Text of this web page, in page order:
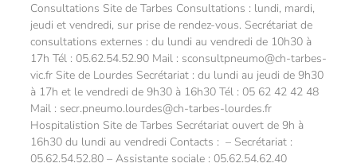
Consultations Site de Tarbes Consultations : lundi, mardi,
jeudi et vendredi, sur prise de rendez-vous. Secrétariat de
consultations externes : du lundi au vendredi de 10h30 à
17h Tél : 05.62.54.52.90 Mail : sconsultpneumo@ch-tarbes-
vic.fr Site de Lourdes Secrétariat : du lundi au jeudi de 9h30
à 17h et le vendredi de 9h30 à 16h30 Tél : 05 62 42 42 48
Mail : secr.pneumo.lourdes@ch-tarbes-lourdes.fr
Hospitalistion Site de Tarbes Secrétariat ouvert de 9h à
16h30 du lundi au vendredi Contacts : – Secrétariat :
05.62.54.52.80 – Assistante sociale : 05.62.54.62.40